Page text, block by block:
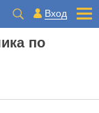
Вход
по